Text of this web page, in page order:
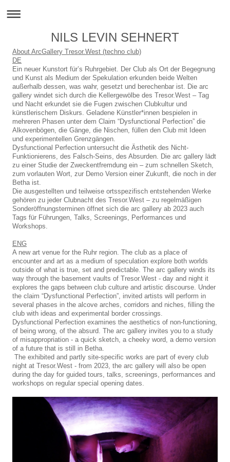
NILS LEVIN SEHNERT
About ArcGallery Tresor.West (techno club)
DE
Ein neuer Kunstort für’s Ruhrgebiet. Der Club als Ort der Begegnung
und Kunst als Medium der Spekulation erkunden beide Welten
außerhalb dessen, was wahr, gesetzt und berechenbar ist. Die arc
gallery windet sich durch die Kellergewölbe des Tresor.West – Tag
und Nacht erkundet sie die Fugen zwischen Clubkultur und
künstlerischem Diskurs. Geladene Künstler*innen bespielen in
mehreren Phasen unter dem Claim “Dysfunctional Perfection” die
Alkovenbögen, die Gänge, die Nischen, füllen den Club mit Ideen
und experimentellen Grenzgängen.
Dysfunctional Perfection untersucht die Ästhetik des Nicht-
Funktionierens, des Falsch-Seins, des Absurden. Die arc gallery lädt
zu einer Studie der Zweckentfremdung ein – zum schnellen Sketch,
zum vorlauten Wort, zur Demo Version einer Zukunft, die noch in der
Betha ist.
Die ausgestellten und teilweise ortsspezifisch entstehenden Werke
gehören zu jeder Clubnacht des Tresor.West – zu regelmäßigen
Sonderöffnungsterminen öffnet sich die arc gallery ab 2023 auch
Tags für Führungen, Talks, Screenings, Performances und
Workshops.
ENG
A new art venue for the Ruhr region. The club as a place of
encounter and art as a medium of speculation explore both worlds
outside of what is true, set and predictable. The arc gallery winds its
way through the basement vaults of Tresor.West - day and night it
explores the gaps between club culture and artistic discourse. Under
the claim “Dysfunctional Perfection”, invited artists will perform in
several phases in the alcove arches, corridors and niches, filling the
club with ideas and experimental border crossings.
Dysfunctional Perfection examines the aesthetics of non-functioning,
of being wrong, of the absurd. The arc gallery invites you to a study
of misappropriation - a quick sketch, a cheeky word, a demo version
of a future that is still in Betha.
The exhibited and partly site-specific works are part of every club
night at Tresor.West - from 2023, the arc gallery will also be open
during the day for guided tours, talks, screenings, performances and
workshops on regular special opening dates.